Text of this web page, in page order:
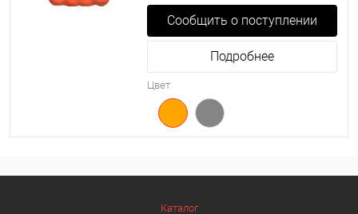
Сообщить о поступлении
Подробнее
Цвет
Каталог